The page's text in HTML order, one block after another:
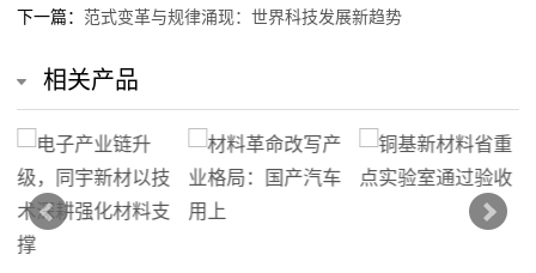
下一篇： 范式变革与规律涌现：世界科技发展新趋势
相关产品